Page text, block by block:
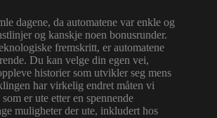
dagene, da automatene var enkle og
og kanskje noen bonusrunder.
fremskritt, er automatene
Du kan velge din egen vei,
historier som utvikler seg mens
har virkelig endret måten vi
er ute etter en spennende
muligheter der ute, inkludert hos